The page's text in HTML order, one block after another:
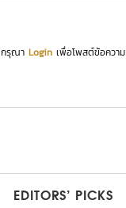
กรุณาLogin เพื่อโพสต์ข้อความ
EDITORS’ PICKS